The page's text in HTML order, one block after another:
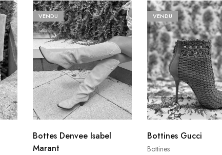
VENDU
Bottes Denvee Isabel
Marant
VENDU
Bottines
Bottines Gucci